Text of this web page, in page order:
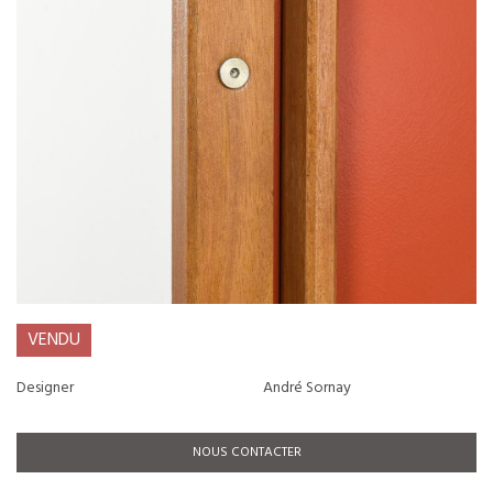
VENDU
Designer André Sornay
NOUS CONTACTER